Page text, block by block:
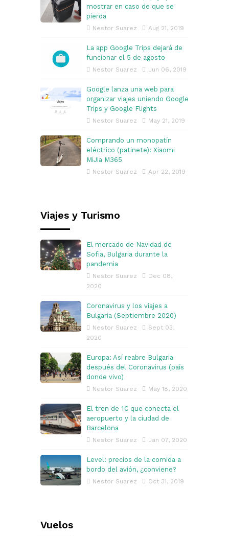
mostrar en caso de que se
pierda
Nestor Suarez Aug 21, 2019
La app Google Trips dejará de
funcionar el 5 de agosto
Nestor Suarez Jun 06, 2019
Google lanza una web para
organizar viajes uniendo Google
Trips y Google Flights
Nestor Suarez May 21, 2019
Comprando un monopatín
eléctrico (patinete): Xiaomi
MiJia M365
Nestor Suarez Apr 22, 2019
Viajes y Turismo
El mercado de Navidad de
Sofia, Bulgaria durante la
pandemia
Nestor Suarez
Dec 08,
2020
Coronavirus y los viajes a
Bulgaria (Septiembre 2020)
Nestor Suarez
Sept 03,
2020
Europa: Así reabre Bulgaria
después del Coronavirus (país
donde vivo)
Nestor Suarez May 18, 2020
El tren de 1€ que conecta el
aeropuerto y la ciudad de
Barcelona
Nestor Suarez Jan 07, 2020
Level: precios de la comida a
bordo del avión, ¿conviene?
Nestor Suarez Oct 31, 2019
Vuelos